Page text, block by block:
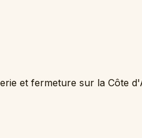
et fermeture sur la Côte